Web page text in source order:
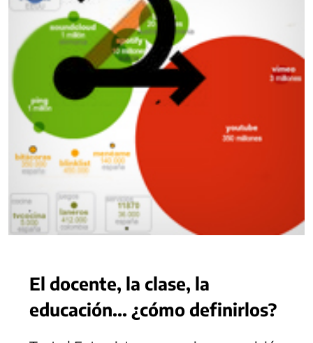
El docente, la clase, la
educación... ¿cómo definirlos?